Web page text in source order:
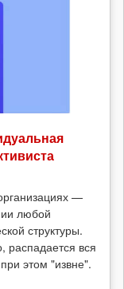
—
любой
структуры.
распадается вся
этом "извне".